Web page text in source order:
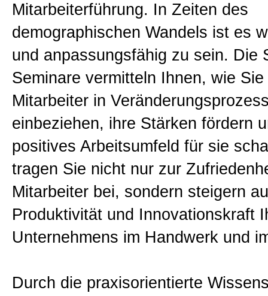
Mitarbeiterführung. In Zeiten des
demographischen Wandels ist es
und anpassungsfähig zu sein. Die
Seminare vermitteln Ihnen, wie Sie
Mitarbeiter in
einbeziehen, ihre Stärken fördern
positives Arbeitsumfeld für sie
tragen Sie nicht nur zur
Mitarbeiter bei, sondern steigern
Produktivität und Innovationskraft
Unternehmens im Handwerk und
Durch die praxisorientierte